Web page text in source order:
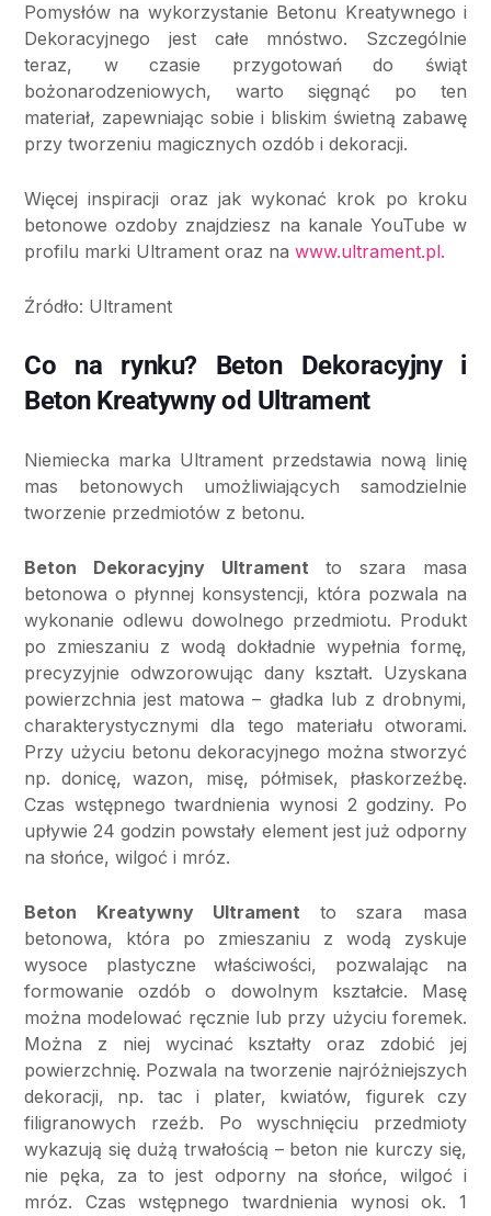
Pomysłów na wykorzystanie Betonu Kreatywnego i
Dekoracyjnego jest całe mnóstwo. Szczególnie
teraz, w czasie przygotowań do świąt
bożonarodzeniowych, warto sięgnąć po ten
materiał, zapewniając sobie i bliskim świetną zabawę
przy tworzeniu magicznych ozdób i dekoracji.
Więcej inspiracji oraz jak wykonać krok po kroku
betonowe ozdoby znajdziesz na kanale YouTube w
profilu marki Ultrament oraz na www.ultrament.pl.
Źródło: Ultrament
Co na rynku? Beton Dekoracyjny i
Beton Kreatywny od Ultrament
Niemiecka marka Ultrament przedstawia nową linię
mas betonowych umożliwiających samodzielnie
tworzenie przedmiotów z betonu.
Beton Dekoracyjny Ultrament to szara masa
betonowa o płynnej konsystencji, która pozwala na
wykonanie odlewu dowolnego przedmiotu. Produkt
po zmieszaniu z wodą dokładnie wypełnia formę,
precyzyjnie odwzorowując dany kształt. Uzyskana
powierzchnia jest matowa – gładka lub z drobnymi,
charakterystycznymi dla tego materiału otworami.
Przy użyciu betonu dekoracyjnego można stworzyć
np. donicę, wazon, misę, półmisek, płaskorzeźbę.
Czas wstępnego twardnienia wynosi 2 godziny. Po
upływie 24 godzin powstały element jest już odporny
na słońce, wilgoć i mróz.
Beton Kreatywny Ultrament to szara masa
betonowa, która po zmieszaniu z wodą zyskuje
wysoce plastyczne właściwości, pozwalając na
formowanie ozdób o dowolnym kształcie. Masę
można modelować ręcznie lub przy użyciu foremek.
Można z niej wycinać kształty oraz zdobić jej
powierzchnię. Pozwala na tworzenie najróżniejszych
dekoracji, np. tac i plater, kwiatów, figurek czy
filigranowych rzeźb. Po wyschnięciu przedmioty
wykazują się dużą trwałością – beton nie kurczy się,
nie pęka, za to jest odporny na słońce, wilgoć i
mróz. Czas wstępnego twardnienia wynosi ok. 1